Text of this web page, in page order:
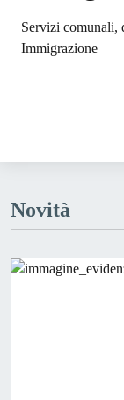
Dettagli
Servizi comunali,
Immigrazione
Novità